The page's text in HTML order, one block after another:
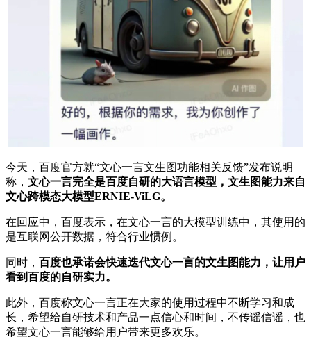
今天，百度官方就“文心一言文生图功能相关反馈”发布说明
称， 文心一言完全是百度自研的大语言模型，文生图能力来自
文心跨模态大模型ERNIE-ViLG。
在回应中，百度表示，在文心一言的大模型训练中，其使用的
是互联网公开数据，符合行业惯例。
同时， 百度也承诺会快速迭代文心一言的文生图能力，让用户
看到百度的自研实力。
此外，百度称文心一言正在大家的使用过程中不断学习和成
长，希望给自研技术和产品一点信心和时间，不传谣信谣，也
希望文心一言能够给用户带来更多欢乐。